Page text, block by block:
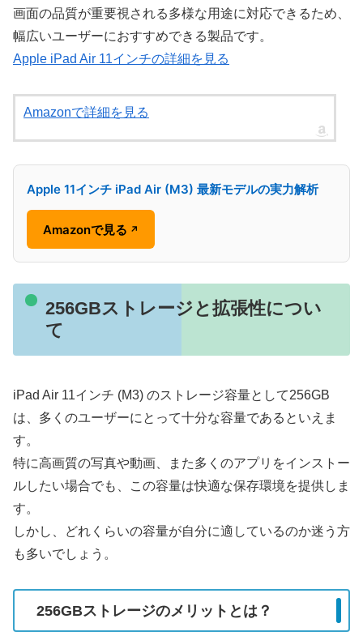
画面の品質が重要視される多様な用途に対応できるため、
幅広いユーザーにおすすめできる製品です。
Apple iPad Air 11インチの詳細を見る
Amazonで詳細を見る
Apple 11インチ iPad Air (M3) 最新モデルの実力解析
Amazonで見る ↗
256GBストレージと拡張性につい
て
iPad Air 11インチ (M3) のストレージ容量として256GB
は、多くのユーザーにとって十分な容量であるといえま
す。
特に高画質の写真や動画、また多くのアプリをインストー
ルしたい場合でも、この容量は快適な保存環境を提供しま
す。
しかし、どれくらいの容量が自分に適しているのか迷う方
も多いでしょう。
256GBストレージのメリットとは？